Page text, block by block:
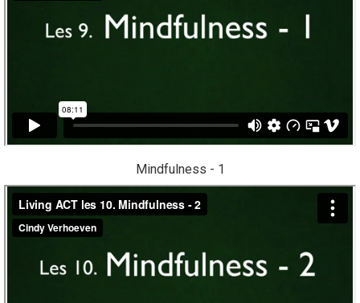
Mindfulness - 1